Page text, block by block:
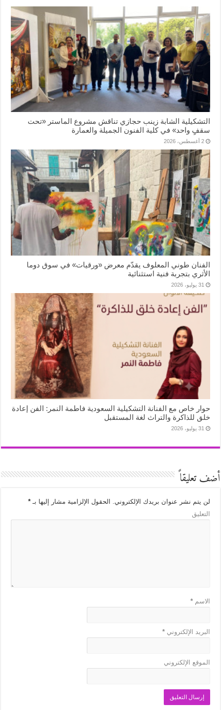
التشكيلية الشابة زينب حجازي تناقش مشروع الماستر «تحت
سقفٍ واحد» في كلية الفنون الجميلة والعمارة
2 أغسطس، 2026
الفنان طوني المعلوف يقدّم معرض «ورقيات» في سوق دوما
الأثري بتجربة فنية استثنائية
31 يوليو، 2026
حوار خاص مع الفنانة التشكيلية السعودية فاطمة النمر: الفن إعادة
خلق للذاكرة والتراث لغة المستقبل
31 يوليو، 2026
أضف تعليقاً
لن يتم نشر عنوان بريدك الإلكتروني. الحقول الإلزامية مشار إليها بـ*
التعليق
الاسم*
البريد الإلكتروني*
الموقع الإلكتروني